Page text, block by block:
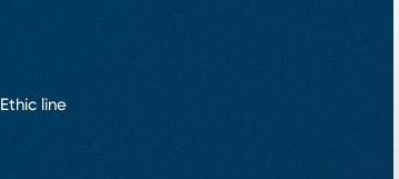
Ethic line